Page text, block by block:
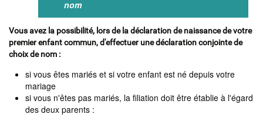
nom
Vous avez la possibilité, lors de la déclaration de naissance de votre
premier enfant commun, d'effectuer une déclaration conjointe de
choix de nom :
si vous êtes mariés et si votre enfant est né depuis votre
mariage
si vous n'êtes pas mariés, la filiation doit être établie à l'égard
des deux parents :